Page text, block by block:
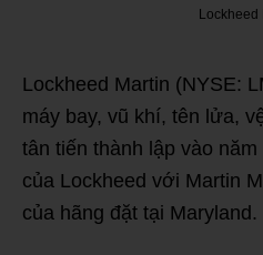
Lockheed
Lockheed Martin (NYSE:
máy bay, vũ khí, tên lửa,
tân tiến thành lập vào
của Lockheed với Martin
của hãng đặt tại Maryland.